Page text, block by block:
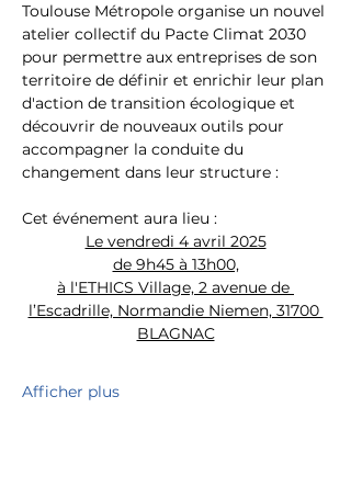
Toulouse Métropole organise un nouvel
atelier collectif du Pacte Climat 2030
pour permettre aux entreprises de son
territoire de définir et enrichir leur plan
d'action de transition écologique et
découvrir de nouveaux outils pour
accompagner la conduite du
changement dans leur structure :
Cet événement aura lieu :
Le vendredi 4 avril 2025
de 9h45 à 13h00,
à l'ETHICS Village, 2 avenue de
l’Escadrille, Normandie Niemen, 31700
BLAGNAC
Afficher plus